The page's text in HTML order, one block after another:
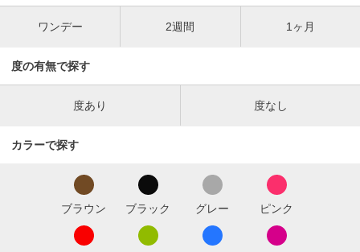
ワンデー 2週間 1ヶ月
度の有無で探す
度あり 度なし
カラーで探す
ブラウン ブラック グレー ピンク